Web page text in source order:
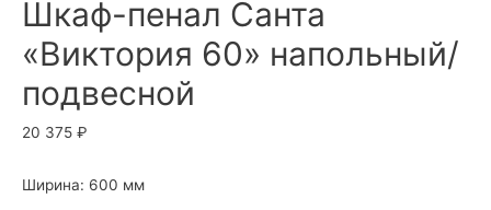
Шкаф-пенал Санта
«Виктория 60» напольный/
подвесной
20 375 ₽
Ширина: 600 мм